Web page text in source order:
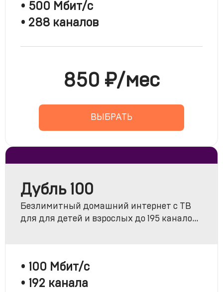
• 500 Мбит/с
• 288 каналов
850 ₽/мес
ВЫБРАТЬ
Дубль 100
Безлимитный домашний интернет с ТВ
для для детей и взрослых до 195 каналов
• 100 Мбит/с
• 192 канала